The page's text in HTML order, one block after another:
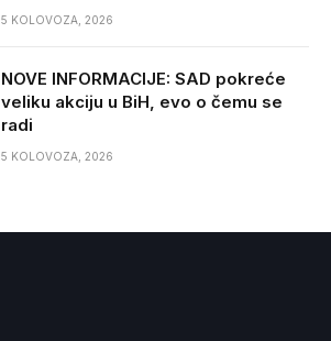
5 KOLOVOZA, 2026
NOVE INFORMACIJE: SAD pokreće
veliku akciju u BiH, evo o čemu se
radi
5 KOLOVOZA, 2026